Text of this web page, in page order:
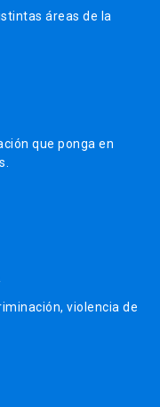
áreas de la
que ponga en
violencia de